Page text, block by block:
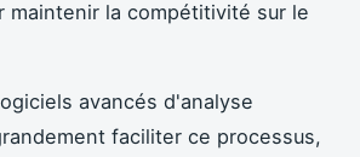
maintenir la compétitivité sur le
avancés d'analyse
faciliter ce processus,